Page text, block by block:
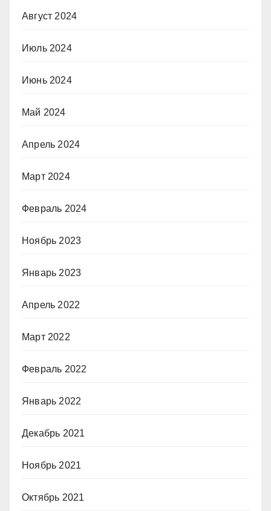
Август 2024
Июль 2024
Июнь 2024
Май 2024
Апрель 2024
Март 2024
Февраль 2024
Ноябрь 2023
Январь 2023
Апрель 2022
Март 2022
Февраль 2022
Январь 2022
Декабрь 2021
Ноябрь 2021
Октябрь 2021